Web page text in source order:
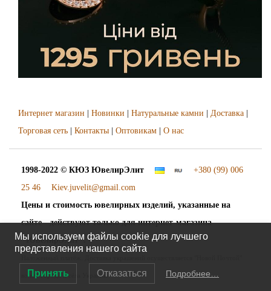
Интернет магазин Новинки Натуральные камни Доставка
Торговая сеть
Контакты Оптовикам О нас
1998-2022 © КЮЗ ЮвелирЭлит
+380 (99) 006
25 46
Kiev.juvelit@gmail.com
Цены и стоимость ювелирных изделий, указанные на
сайте - действуют только для интернет-магазина
"ЮвелирЭлит".
во все города и сёла Украины
Мы используем файлы cookie для лучшего
представления нашего сайта
Принять Отказаться Подробнее…